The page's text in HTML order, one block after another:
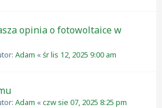
opinia o fotowoltaice w
Adam «śr lis 12, 2025 9:00 am
Adam «czw sie 07, 2025 8:25 pm